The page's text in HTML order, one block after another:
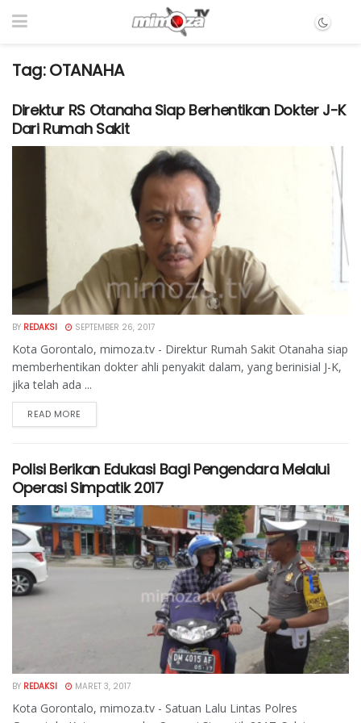
Tag:OTANAHA
Direktur RS Otanaha Siap Berhentikan Dokter J-K
Dari Rumah Sakit
BY REDAKSI SEPTEMBER 26, 2017
Kota Gorontalo, mimoza.tv - Direktur Rumah Sakit Otanaha siap
memberhentikan dokter ahli penyakit dalam, yang berinisial J-K,
jika telah ada ...
READ MORE
Polisi Berikan Edukasi Bagi Pengendara Melalui
Operasi Simpatik 2017
BY REDAKSI MARET 3, 2017
Kota Gorontalo, mimoza.tv - Satuan Lalu Lintas Polres